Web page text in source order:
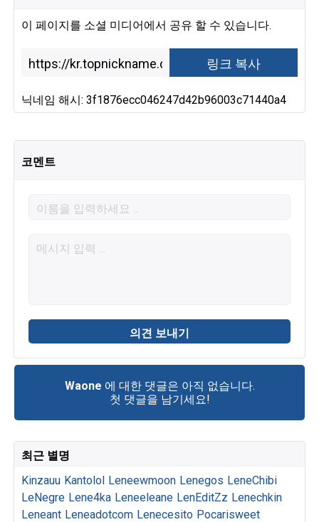
이 페이지를 소셜 미디어에서 공유 할 수 있습니다.
닉네임 해시: 3f1876ecc046247d42b96003c71440a4
코멘트
Waone 에 대한 댓글은 아직 없습니다.
첫 댓글을 남기세요!
최근 별명
Kinzauu Kantolol Leneewmoon Lenegos LeneChibi
LeNegre Lene4ka Leneeleane LenEditZz Lenechkin
Leneant Leneadotcom Lenecesito Pocarisweet